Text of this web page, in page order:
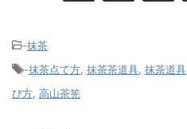
-抹茶
-抹茶点て方 抹茶茶道具 抹茶道具
び方 高山茶筅